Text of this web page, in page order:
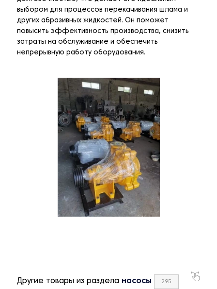
выбором для процессов перекачивания шлама и
других абразивных жидкостей. Он поможет
повысить эффективность производства, снизить
затраты на обслуживание и обеспечить
непрерывную работу оборудования.
Другие товары из раздела насосы 295